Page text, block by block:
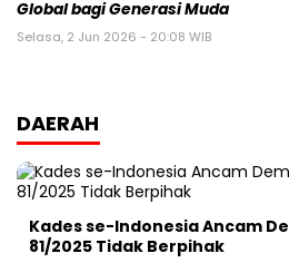
Global bagi Generasi Muda
Selasa, 2 Jun 2026 - 20:08 WIB
DAERAH
Kades se-Indonesia Ancam
81/2025 Tidak Berpihak